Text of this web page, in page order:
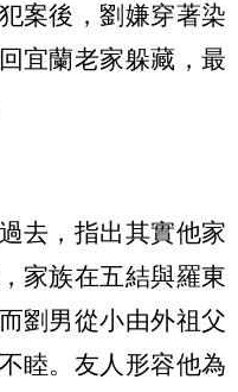
案後，劉嫌穿著染
宜蘭老家躲藏，最
去，指出其實他家
家族在五結與羅東
劉男從小由外祖父
睦。友人形容他為